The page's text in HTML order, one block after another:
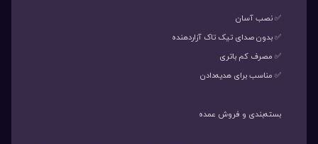
✅ نصب آسان
✅ بدون صدای تیک تاک آزاردهنده
✅ مصرف کم باتری
✅ مناسب برای هدیه‌دادن
بسته‌بندی و فروش عمده